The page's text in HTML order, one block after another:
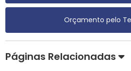
Orçamento pelo
Páginas Relacionadas